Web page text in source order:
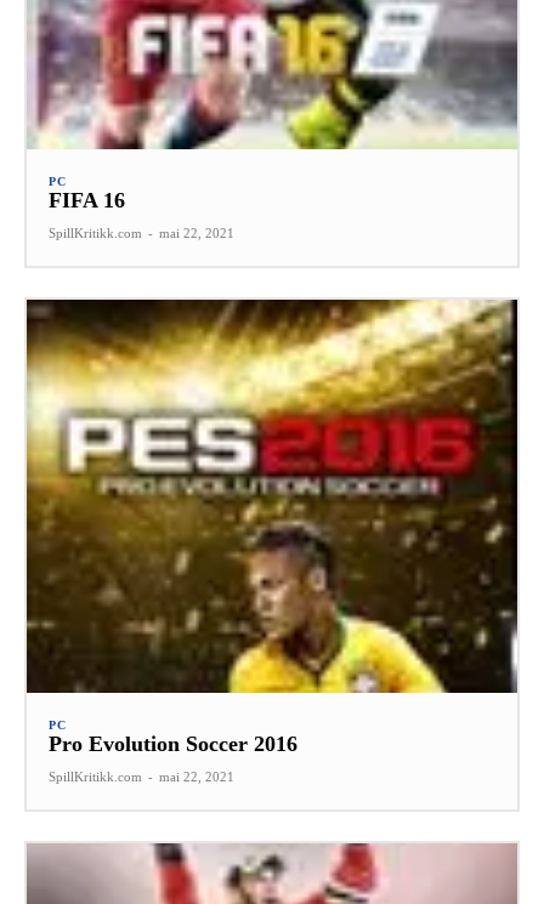
PC
FIFA 16
SpillKritikk.com - mai 22, 2021
PC
Pro Evolution Soccer 2016
SpillKritikk.com - mai 22, 2021